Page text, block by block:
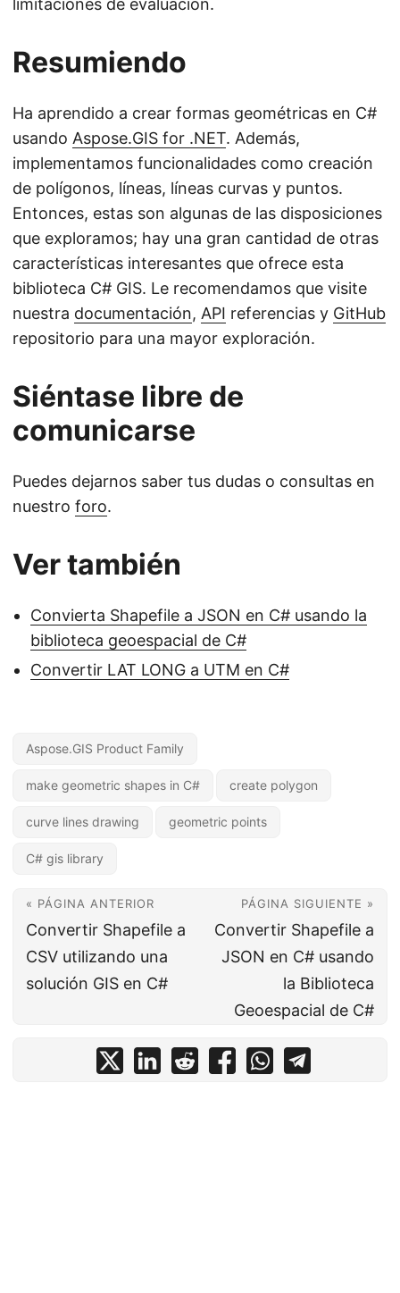
limitaciones de evaluación.
Resumiendo
Ha aprendido a crear formas geométricas en C#
usando Aspose.GIS for .NET. Además,
implementamos funcionalidades como creación
de polígonos, líneas, líneas curvas y puntos.
Entonces, estas son algunas de las disposiciones
que exploramos; hay una gran cantidad de otras
características interesantes que ofrece esta
biblioteca C# GIS. Le recomendamos que visite
nuestra documentación, API referencias y GitHub
repositorio para una mayor exploración.
Siéntase libre de
comunicarse
Puedes dejarnos saber tus dudas o consultas en
nuestro foro.
Ver también
Convierta Shapefile a JSON en C# usando la
biblioteca geoespacial de C#
Convertir LAT LONG a UTM en C#
Aspose.GIS Product Family
make geometric shapes in C# create polygon
curve lines drawing geometric points
C# gis library
« PÁGINA ANTERIOR
Convertir Shapefile a
CSV utilizando una
solución GIS en C#
PÁGINA SIGUIENTE »
Convertir Shapefile a
JSON en C# usando
la Biblioteca
Geoespacial de C#